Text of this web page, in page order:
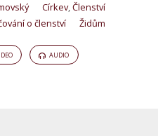
Církev,Členství
o členství
Židům
AUDIO